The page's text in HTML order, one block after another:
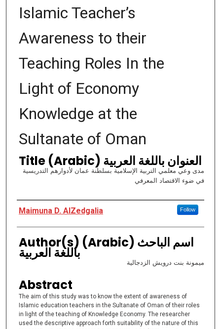
Islamic Teacher’s
Awareness to their
Teaching Roles In the
Light of Economy
Knowledge at the
Sultanate of Oman
Title (Arabic) العنوان باللغة العربية
مدى وعي معلمي التربية الإسلامية بسلطنة عمان لأدوارهم التدريسية
في ضوء الاقتصاد المعرفي
Authors
Maimuna D. AlZedgalia Follow
Author(s) (Arabic) اسم الباحث
باللغة العربية
ميمونة بنت درويش الزدجالية
Abstract
The aim of this study was to know the extent of awareness of
Islamic education teachers in the Sultanate of Oman of their roles
in light of the teaching of Knowledge Economy. The researcher
used the descriptive approach forth suitability of the nature of this